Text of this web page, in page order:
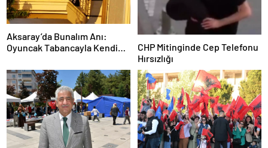
Aksaray’da Bunalım Anı:
Oyuncak Tabancayla Kendine
CHP Mitinginde Cep Telefonu
Hırsızlığı